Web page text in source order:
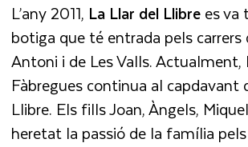
L’any 2011, La Llar del Llibrees va
botiga que té entrada pels carrers
Antoni i de Les Valls. Actualment,
Fàbregues continua al capdavant
Llibre. Els fills Joan, Àngels,
heretat la passió de la família